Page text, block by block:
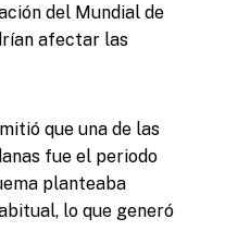
del Mundial de
afectar las
que una de las
fue el periodo
planteaba
lo que generó